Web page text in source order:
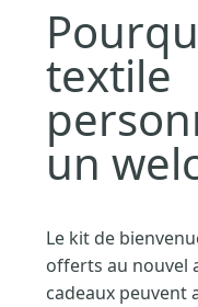
textile
un
Le kit de
offerts au nouvel
cadeaux peuvent